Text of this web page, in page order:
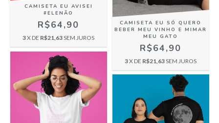
CAMISETA EU AVISEI
#ELENÃO
R$64,90
3X DE R$21,63SEM JUROS
CAMISETA EU SÓ QUERO
BEBER MEU VINHO E MIMAR
MEU GATO
R$64,90
3X DE R$21,63SEM JUROS